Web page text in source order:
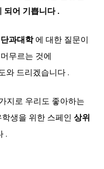
되어 기쁩니다 .
과대학에 대한 질문이
무르는 것에
와 드리겠습니다 .
지로 우리도 좋아하는
학생을 위한 스페인상위
.